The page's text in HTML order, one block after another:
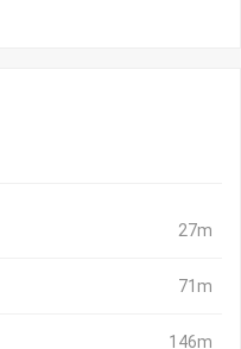
27m
71m
146m